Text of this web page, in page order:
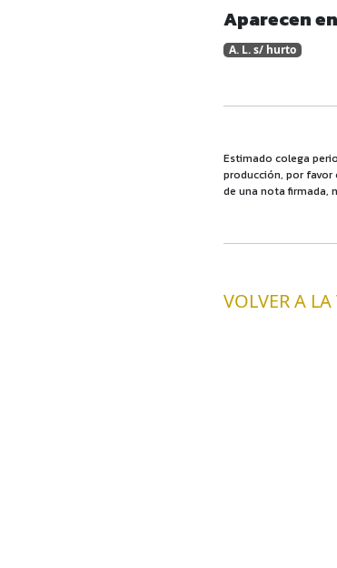
Aparecen
A. L. s/ hurto
Estimado colega
producción, por
de una nota firmada,
VOLVER A LA